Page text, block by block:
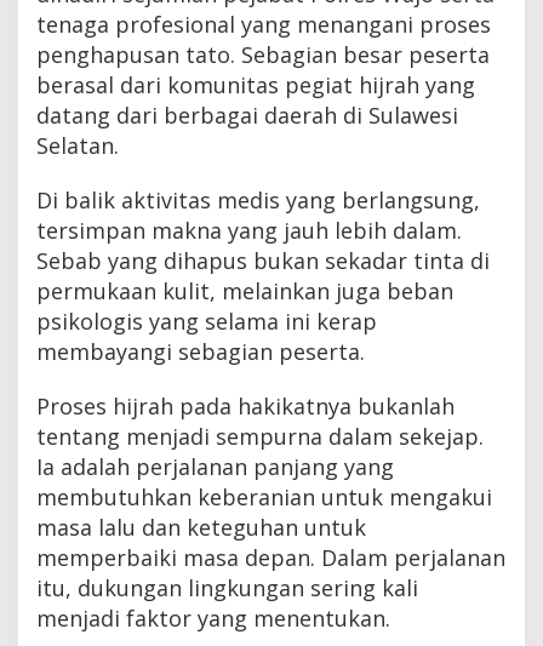
tenaga profesional yang menangani proses
penghapusan tato. Sebagian besar peserta
berasal dari komunitas pegiat hijrah yang
datang dari berbagai daerah di Sulawesi
Selatan.
Di balik aktivitas medis yang berlangsung,
tersimpan makna yang jauh lebih dalam.
Sebab yang dihapus bukan sekadar tinta di
permukaan kulit, melainkan juga beban
psikologis yang selama ini kerap
membayangi sebagian peserta.
Proses hijrah pada hakikatnya bukanlah
tentang menjadi sempurna dalam sekejap.
Ia adalah perjalanan panjang yang
membutuhkan keberanian untuk mengakui
masa lalu dan keteguhan untuk
memperbaiki masa depan. Dalam perjalanan
itu, dukungan lingkungan sering kali
menjadi faktor yang menentukan.